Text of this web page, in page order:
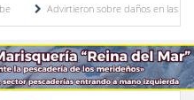
Advirtieron sobre daños en las